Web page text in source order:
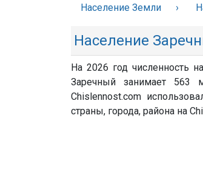
Население Земли
Население
На 2026 год численность
Заречный занимает 563
Chislennost.com
страны, города, района на